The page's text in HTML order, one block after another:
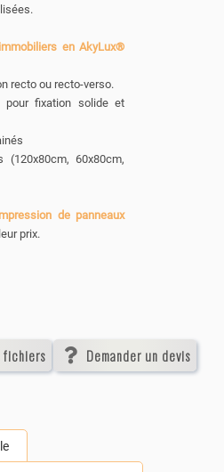
en AkyLux®
recto ou recto-verso.
pour fixation solide et
60x80cm,
de panneaux
prix.
fichiers Demander un devis